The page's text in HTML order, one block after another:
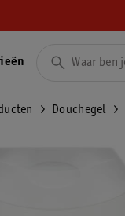
Douchegel